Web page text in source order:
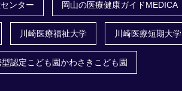
ンター 岡山の医療健康ガイドMEDICA
川崎医療福祉大学 川崎医療短期大学
認定こども園かわさきこども園